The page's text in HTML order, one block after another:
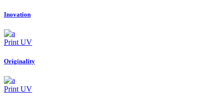
Inovation
Print UV
Originality
Print UV